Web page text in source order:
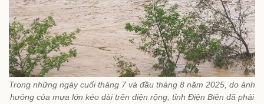
Trong những ngày cuối tháng 7 và đầu tháng 8 năm 2025, do ảnh
hưởng của mưa lớn kéo dài trên diện rộng, tỉnh Điện Biên đã phải